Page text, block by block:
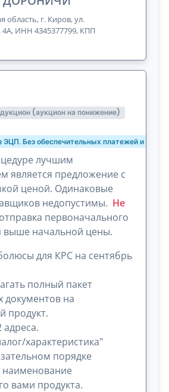
область, г. Киров, ул.
4А, ИНН 4345377799, КПП
(аукцион на понижение)
ЭЦП. Без обеспечительных платежей и
лучшим
является предложение с
ценой. Одинаковые
недопустимы. Не
отправка первоначального
выше начальной цены.
для КРС на сентябрь
полный пакет
документов на
продукт.
адреса.
характеристика"
порядке
вами продукта.